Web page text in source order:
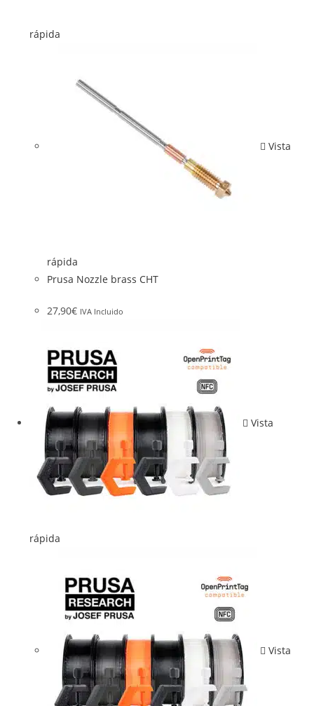
rápida
Vista
rápida
Prusa Nozzle brass CHT
27,90€ IVA Incluido
Vista
rápida
Vista